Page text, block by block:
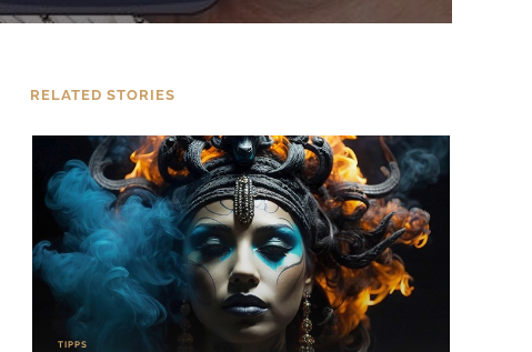
RELATED STORIES
TIPPS